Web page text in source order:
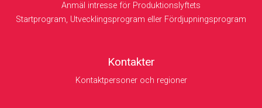
Anmäl intresse för Produktionslyftets
Startprogram, Utvecklingsprogram eller Fördjupningsprogram
Kontakter
Kontaktpersoner och regioner